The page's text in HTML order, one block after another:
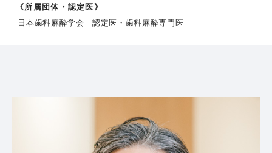
《所属団体・認定医》
日本歯科麻酔学会 認定医・歯科麻酔専門医